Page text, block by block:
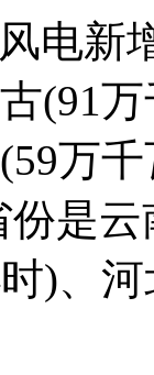
电新
(91
万
是
)、